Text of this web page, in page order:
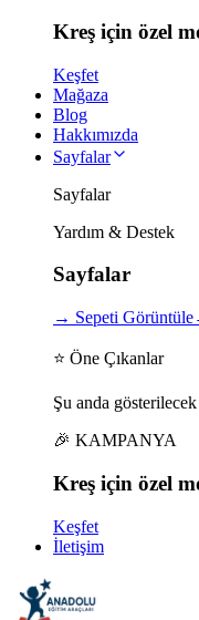
Kreş için özel
Keşfet
Mağaza
Blog
Hakkımızda
Sayfalar
Sayfalar
Yardım & Destek
Sayfalar
→ Sepeti Görüntüle
⭐ Öne Çıkanlar
Şu anda
🎉 KAMPANYA
Kreş için özel
Keşfet
İletişim